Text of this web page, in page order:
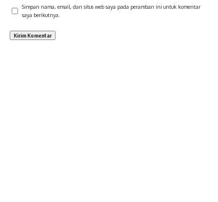
Simpan nama, email, dan situs web saya pada peramban ini untuk komentar
saya berikutnya.